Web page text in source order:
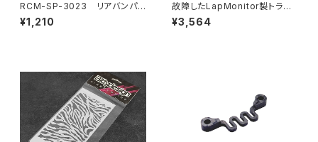
RCM-SP-3023 リアバンパ
ー
¥1,210
故障したLapMonitor製トラン
スポンダー（税別定価5,400円
のもの）割引にて新品交換
¥3,564